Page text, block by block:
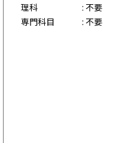
理科
: 不要
専門科目
: 不要